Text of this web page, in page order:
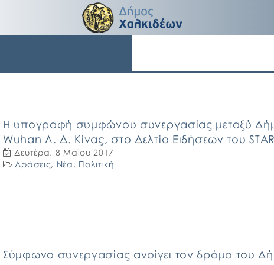
Η υπογραφή συμφώνου συνεργασίας μεταξύ
Wuhan Λ. Δ. Κίνας, στο Δελτίο Ειδήσεων του
Δευτέρα, 8 Μαΐου 2017
Δράσεις, Νέα , Πολιτική
Σύμφωνο συνεργασίας ανοίγει τον δρόμο του